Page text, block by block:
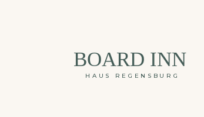
BOARD INN
HAUS REGENSBURG